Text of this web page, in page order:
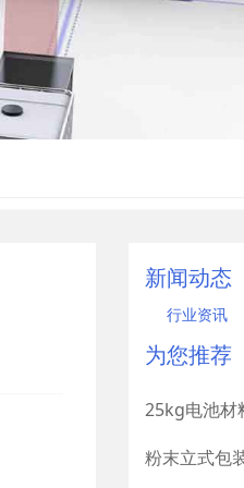
新闻动态
行业资讯
为您推荐